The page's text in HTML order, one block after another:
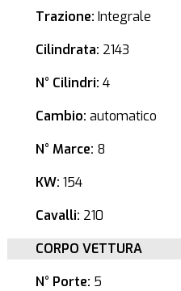
Trazione: Integrale
Cilindrata: 2143
N° Cilindri: 4
Cambio: automatico
N° Marce: 8
KW: 154
Cavalli: 210
CORPO VETTURA
N° Porte: 5